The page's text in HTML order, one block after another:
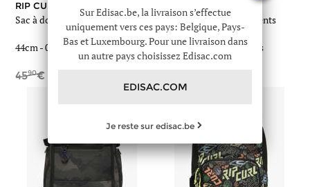
RIP CURL
Sac à dos 2 compartiments
44cm -0,5 kg- 22,5 litres
4590
RIP CURL
Sac à dos 2 compartiments
46cm -0,5 kg- 27,3 litres
Sur Edisac.be, la livraison s’effectue
uniquement vers ces pays: Belgique, Pays-
Bas et Luxembourg. Pour une livraison dans
un autre pays choisissez Edisac.com
EDISAC.COM
Je reste sur edisac.be